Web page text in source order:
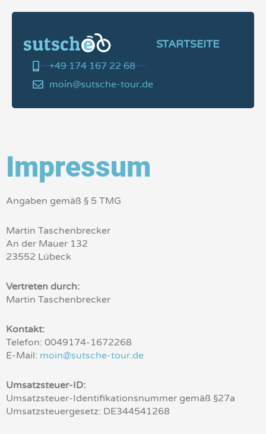
STARTSEITE
+49 174 167 22 68
moin@sutsche-tour.de
Impressum
Angaben gemäß § 5 TMG
Martin Taschenbrecker
An der Mauer 132
23552 Lübeck
Vertreten durch:
Martin Taschenbrecker
Kontakt:
Telefon: 0049174-1672268
E-Mail: moin@sutsche-tour.de
Umsatzsteuer-ID:
Umsatzsteuer-Identifikationsnummer gemäß §27a
Umsatzsteuergesetz: DE344541268